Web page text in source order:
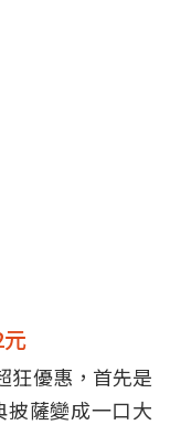
狂優惠，首先是
披薩變成一口大